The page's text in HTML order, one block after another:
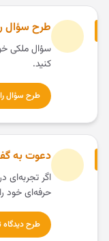
طرح سؤال
سؤال ملکی
کنید.
طرح سؤال
دعوت به
اگر تجربه‌ای
حرفه‌ای خود
طرح